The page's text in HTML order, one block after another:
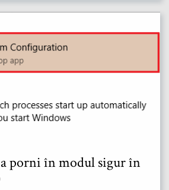
porni în modul sigur în